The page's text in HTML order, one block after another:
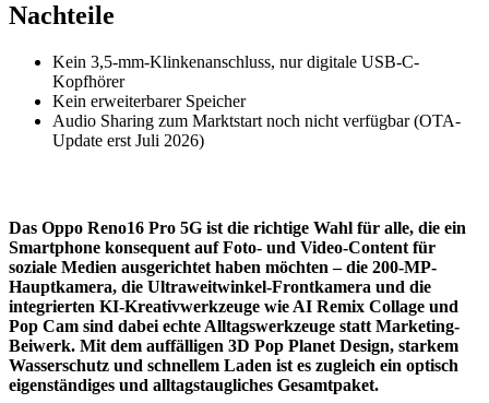
Nachteile
Kein 3,5-mm-Klinkenanschluss, nur digitale USB-C-
Kopfhörer
Kein erweiterbarer Speicher
Audio Sharing zum Marktstart noch nicht verfügbar (OTA-
Update erst Juli 2026)
Das Oppo Reno16 Pro 5G ist die richtige Wahl für alle, die ein
Smartphone konsequent auf Foto- und Video-Content für
soziale Medien ausgerichtet haben möchten – die 200-MP-
Hauptkamera, die Ultraweitwinkel-Frontkamera und die
integrierten KI-Kreativwerkzeuge wie AI Remix Collage und
Pop Cam sind dabei echte Alltagswerkzeuge statt Marketing-
Beiwerk. Mit dem auffälligen 3D Pop Planet Design, starkem
Wasserschutz und schnellem Laden ist es zugleich ein optisch
eigenständiges und alltagstaugliches Gesamtpaket.